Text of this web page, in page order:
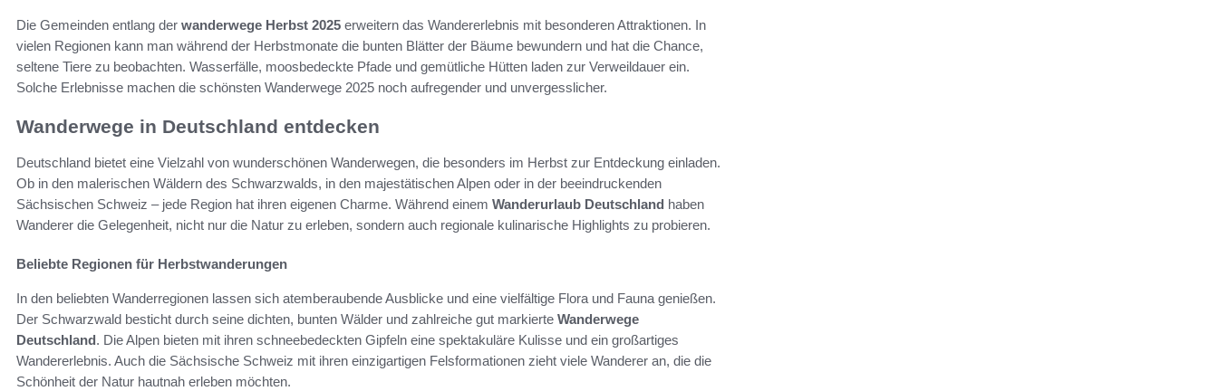
Die Gemeinden entlang der wanderwege Herbst 2025 erweitern das Wandererlebnis mit besonderen Attraktionen. In
vielen Regionen kann man während der Herbstmonate die bunten Blätter der Bäume bewundern und hat die Chance,
seltene Tiere zu beobachten. Wasserfälle, moosbedeckte Pfade und gemütliche Hütten laden zur Verweildauer ein.
Solche Erlebnisse machen die schönsten Wanderwege 2025 noch aufregender und unvergesslicher.
Wanderwege in Deutschland entdecken
Deutschland bietet eine Vielzahl von wunderschönen Wanderwegen, die besonders im Herbst zur Entdeckung einladen.
Ob in den malerischen Wäldern des Schwarzwalds, in den majestätischen Alpen oder in der beeindruckenden
Sächsischen Schweiz – jede Region hat ihren eigenen Charme. Während einem Wanderurlaub Deutschland haben
Wanderer die Gelegenheit, nicht nur die Natur zu erleben, sondern auch regionale kulinarische Highlights zu probieren.
Beliebte Regionen für Herbstwanderungen
In den beliebten Wanderregionen lassen sich atemberaubende Ausblicke und eine vielfältige Flora und Fauna genießen.
Der Schwarzwald besticht durch seine dichten, bunten Wälder und zahlreiche gut markierte Wanderwege
Deutschland. Die Alpen bieten mit ihren schneebedeckten Gipfeln eine spektakuläre Kulisse und ein großartiges
Wandererlebnis. Auch die Sächsische Schweiz mit ihren einzigartigen Felsformationen zieht viele Wanderer an, die die
Schönheit der Natur hautnah erleben möchten.